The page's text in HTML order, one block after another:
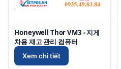
Honeywell Thor VM3 - 지게
차용 재고 관리 컴퓨터
Xem chi tiết